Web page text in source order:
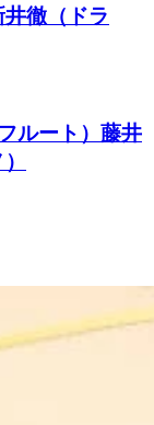
徹（ドラ
ルート）藤井